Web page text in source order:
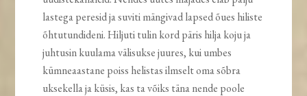
lastega peresid ja suviti mängivad lapsed õues hiliste
õhtutundideni. Hiljuti tulin kord päris hilja koju ja
juhtusin kuulama välisukse juures, kui umbes
kümneaastane poiss helistas ilmselt oma sõbra
uksekella ja küsis, kas ta võiks täna nende poole